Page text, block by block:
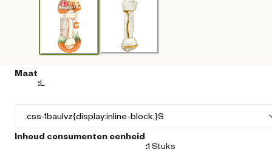
Maat
:L
Inhoud consumenten eenheid
:1 Stuks